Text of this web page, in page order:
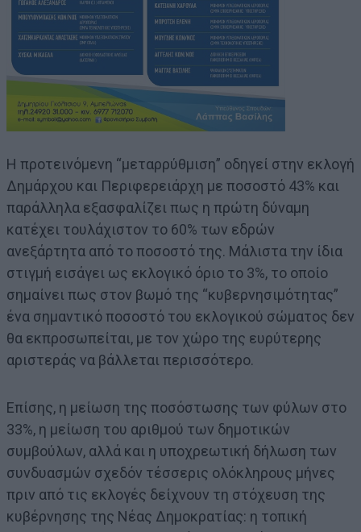
Η προτεινόμενη “μεταρρύθμιση” οδηγεί στην εκλογή
Δημάρχου και Περιφερειάρχη με ποσοστό 43% και
παράλληλα εξασφαλίζει πως η πρώτη δύναμη
κατέχει τουλάχιστον το 60% των εδρών
ανεξάρτητα από το ποσοστό της. Μάλιστα την ίδια
στιγμή εισάγει ως εκλογικό όριο το 3%, το οποίο
σημαίνει πως στον βωμό της “κυβερνησιμότητας”
ένα σημαντικό ποσοστό του εκλογικού σώματος δεν
θα εκπροσωπείται, με τον χώρο της ευρύτερης
αριστεράς να βάλλεται περισσότερο.
Επίσης, η μείωση της ποσόστωσης των φύλων στο
33%, η μείωση του αριθμού των δημοτικών
συμβούλων, αλλά και η υποχρεωτική δήλωση των
συνδυασμών σχεδόν τέσσερις ολόκληρους μήνες
πριν από τις εκλογές δείχνουν τη στόχευση της
κυβέρνησης της Νέας Δημοκρατίας: η τοπική